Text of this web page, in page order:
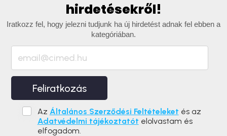
hirdetésekről!
Iratkozz fel, hogy jelezni tudjunk ha új hirdetést adnak fel ebben a
kategóriában.
Feliratkozás
Az Általános Szerződési Feltételeket és az
Adatvédelmi tájékoztatót elolvastam és
elfogadom.